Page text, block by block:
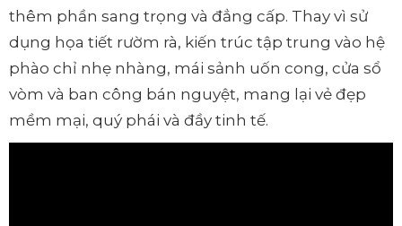
thêm phần sang trọng và đẳng cấp. Thay vì sử
dụng họa tiết rườm rà, kiến trúc tập trung vào hệ
phào chỉ nhẹ nhàng, mái sảnh uốn cong, cửa sổ
vòm và ban công bán nguyệt, mang lại vẻ đẹp
mềm mại, quý phái và đầy tinh tế.